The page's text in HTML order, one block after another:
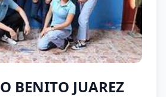
BENITO JUAREZ